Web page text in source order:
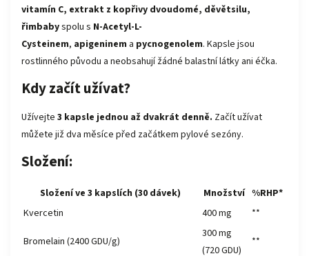
vitamín C, extrakt z kopřivy dvoudomé, děvětsilu,
řimbabyspolu s N-Acetyl-L-
Cysteinem, apigeninem a pycnogenolem. Kapsle jsou
rostlinného původu a neobsahují žádné balastní látky ani éčka.
Kdy začít užívat?
Užívejte 3 kapsle jednou až dvakrát denně. Začít užívat
můžete již dva měsíce před začátkem pylové sezóny.
Složení:
Složení ve 3 kapslích (30 dávek) Množství %RHP*
Kvercetin
400 mg **
Bromelain (2400 GDU/g)
300 mg
(720 GDU)
**